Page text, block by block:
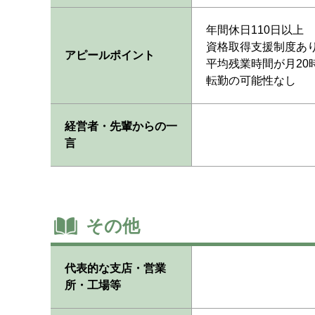
アピールポイント
年間休日110日以上
資格取得支援制度あり
平均残業時間が月20
転勤の可能性なし
経営者・先輩からの一
言
その他
代表的な支店・営業
所・工場等